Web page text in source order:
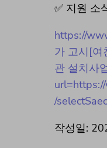
✅ 지원 소
https://
가 고시[여
관 설치사
/
작성일: